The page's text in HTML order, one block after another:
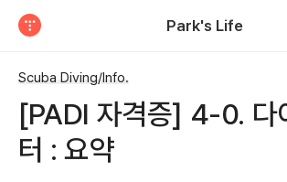
Park's Life
Scuba Diving/Info.
[PADI 자격증] 4-0. 다
터 : 요약